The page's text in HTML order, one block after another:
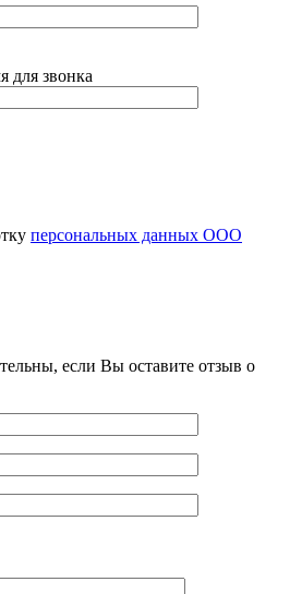
для звонка
персональных данных ООО
если Вы оставите отзыв о